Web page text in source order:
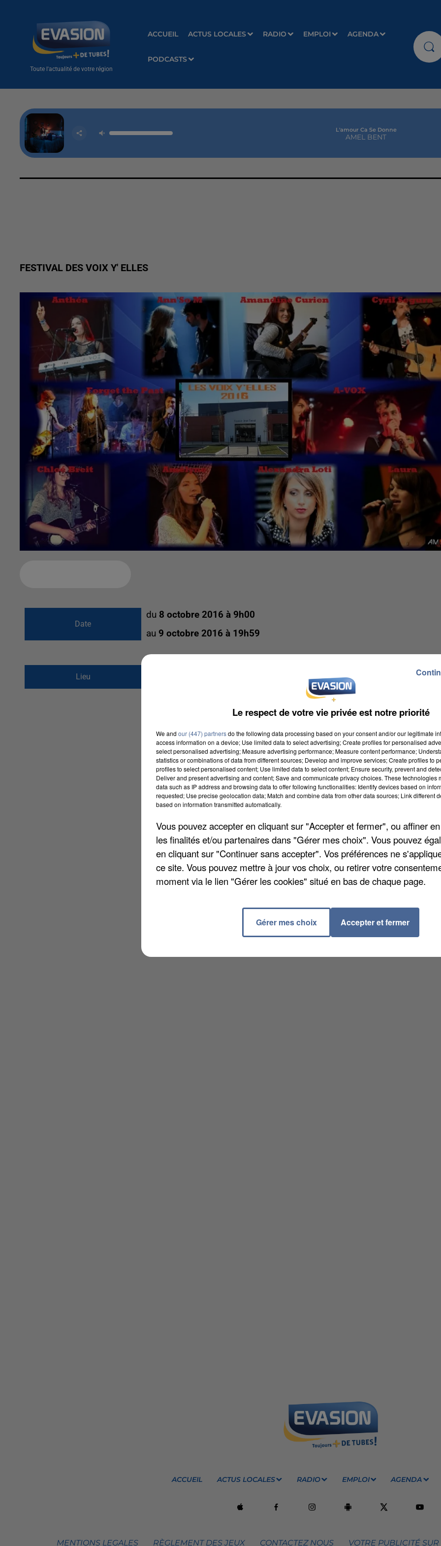
Toute l'actualité de votre région
ACCUEIL ACTUS LOCALES RADIO EMPLOI AGENDA
PODCASTS
L'amour Ca Se Donne
AMEL BENT
FESTIVAL DES VOIX Y' ELLES
Date
du 8 octobre 2016 à 9h00
au 9 octobre 2016 à 19h59
Lieu
ACCUEIL ACTUS LOCALES RADIO EMPLOI AGENDA
MENTIONS LEGALES RÈGLEMENT DES JEUX CONTACTEZ NOUS VOTRE PUBLICITÉ
Le respect de votre vie privée est notre priorité
We and our (447) partnersdo the following data processing based on your consent and/or our legitimate
access information on a device; Use limited data to select advertising; Create profiles for personalised
select personalised advertising; Measure advertising performance; Measure content performance;
statistics or combinations of data from different sources; Develop and improve services; Create profiles to
profiles to select personalised content; Use limited data to select content; Ensure security, prevent and
Deliver and present advertising and content; Save and communicate privacy choices. These technologies
data such as IP address and browsing data to offer following functionalities: Identify devices based on
requested; Use precise geolocation data; Match and combine data from other data sources; Link different
based on information transmitted automatically.
Vous pouvez accepter en cliquant sur "Accepter et fermer", ou affiner
les finalités et/ou partenaires dans "Gérer mes choix". Vous pouvez
en cliquant sur "Continuer sans accepter". Vos préférences ne
ce site. Vous pouvez mettre à jour vos choix, ou retirer votre
moment via le lien "Gérer les cookies" situé en bas de chaque page.
Gérer mes choix Accepter et fermer